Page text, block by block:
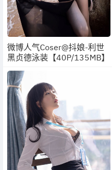
微博人气Coser@抖娘-利世
黑贞德泳装【40P/135MB】